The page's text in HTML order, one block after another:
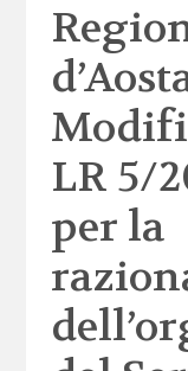
LR 5/
per la